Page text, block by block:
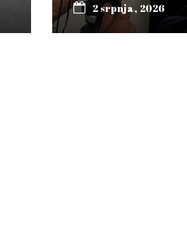
2 srpnja, 2026